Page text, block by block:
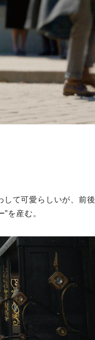
して可愛らしいが、前後
を産む。